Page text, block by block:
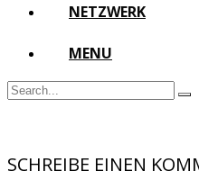
NETZWERK
MENU
SCHREIBE EINEN